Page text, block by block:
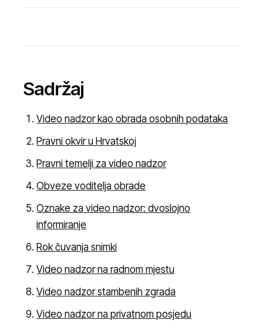
Sadržaj
Video nadzor kao obrada osobnih podataka
Pravni okvir u Hrvatskoj
Pravni temelji za video nadzor
Obveze voditelja obrade
Oznake za video nadzor: dvoslojno
informiranje
Rok čuvanja snimki
Video nadzor na radnom mjestu
Video nadzor stambenih zgrada
Video nadzor na privatnom posjedu